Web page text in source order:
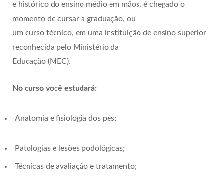
e histórico do ensino médio em mãos, é chegado o
momento de cursar a graduação, ou
um curso técnico, em uma instituição de ensino superior
reconhecida pelo Ministério da
Educação (MEC).
No curso você estudará:
Anatomia e fisiologia dos pés;
Patologias e lesões podológicas;
Técnicas de avaliação e tratamento;